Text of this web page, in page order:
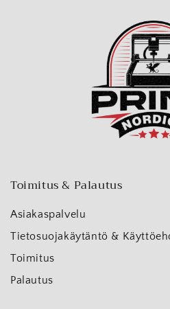
Toimitus & Palautus
Asiakaspalvelu
Tietosuojakäytäntö &
Toimitus
Palautus